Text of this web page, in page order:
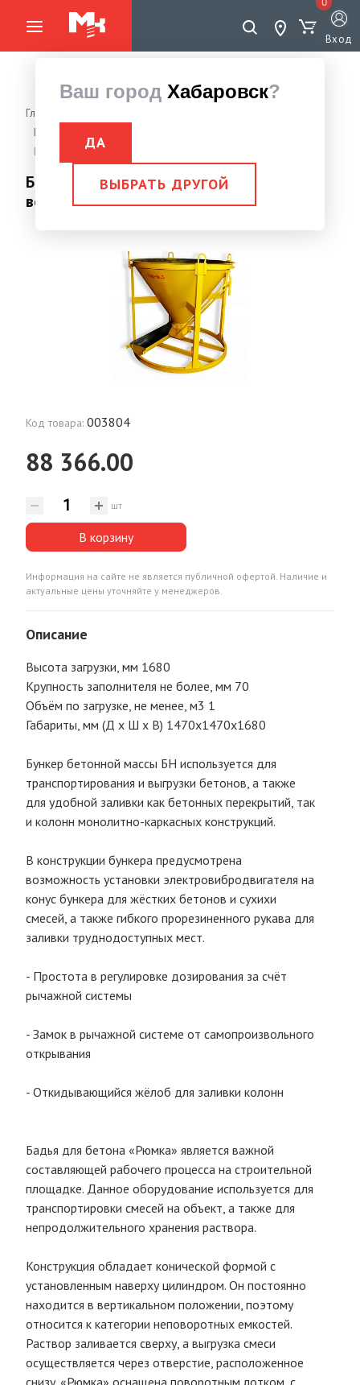
Ваш город Хабаровск?
ДА
ВЫБРАТЬ ДРУГОЙ
Вход
Главная страница
Бадьи для бетона
Бадья для бетона БН 1,0 м³ лоток + воронка
Бадья для бетона БН 1,0 м³ лоток +
воронка
Код товара: 003804
88 366.00
шт
В корзину
Информация на сайте не является публичной офертой. Наличие и
актуальные цены уточняйте у менеджеров.
Описание
Высота загрузки, мм 1680
Крупность заполнителя не более, мм 70
Объём по загрузке, не менее, м3 1
Габариты, мм (Д х Ш х В) 1470х1470х1680
Бункер бетонной массы БН используется для
транспортирования и выгрузки бетонов, а также
для удобной заливки как бетонных перекрытий, так
и колонн монолитно-каркасных конструкций.
В конструкции бункера предусмотрена
возможность установки электровибродвигателя на
конус бункера для жёстких бетонов и сухихи
смесей, а также гибкого прорезиненного рукава для
заливки труднодоступных мест.
- Простота в регулировке дозирования за счёт
рычажной системы
- Замок в рычажной системе от самопроизвольного
открывания
- Откидывающийся жёлоб для заливки колонн
Бадья для бетона «Рюмка» является важной
составляющей рабочего процесса на строительной
площадке. Данное оборудование используется для
транспортировки смесей на объект, а также для
непродолжительного хранения раствора.
Конструкция обладает конической формой с
установленным наверху цилиндром. Он постоянно
находится в вертикальном положении, поэтому
относится к категории неповоротных емкостей.
Раствор заливается сверху, а выгрузка смеси
осуществляется через отверстие, расположенное
снизу. «Рюмка» оснащена поворотным лотком, с